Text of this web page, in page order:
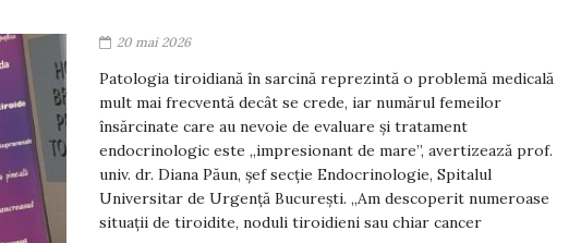
20 mai 2026
Patologia tiroidiană în sarcină reprezintă o problemă medicală
mult mai frecventă decât se crede, iar numărul femeilor
însărcinate care au nevoie de evaluare și tratament
endocrinologic este „impresionant de mare”, avertizează prof.
univ. dr. Diana Păun, șef secție Endocrinologie, Spitalul
Universitar de Urgență București. „Am descoperit numeroase
situații de tiroidite, noduli tiroidieni sau chiar cancer